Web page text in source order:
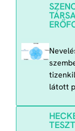
látott